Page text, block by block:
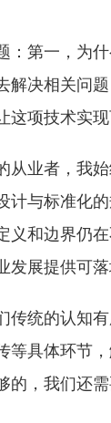
：第一，为
解决相关问
项技术实
从业者，我
计与标准化
义和边界仍
展提供可落
传统的认知
等具体环节
，我们还